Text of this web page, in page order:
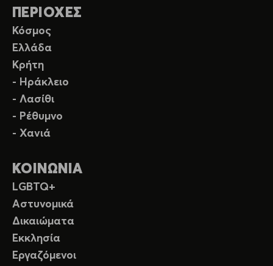
ΠΕΡΙΟΧΕΣ
Κόσμος
Ελλάδα
Κρήτη
- Ηράκλειο
- Λασίθι
- Ρέθυμνο
- Χανιά
ΚΟΙΝΩΝΙΑ
LGBTQ+
Αστυνομικά
Δικαιώματα
Εκκλησία
Εργαζόμενοι